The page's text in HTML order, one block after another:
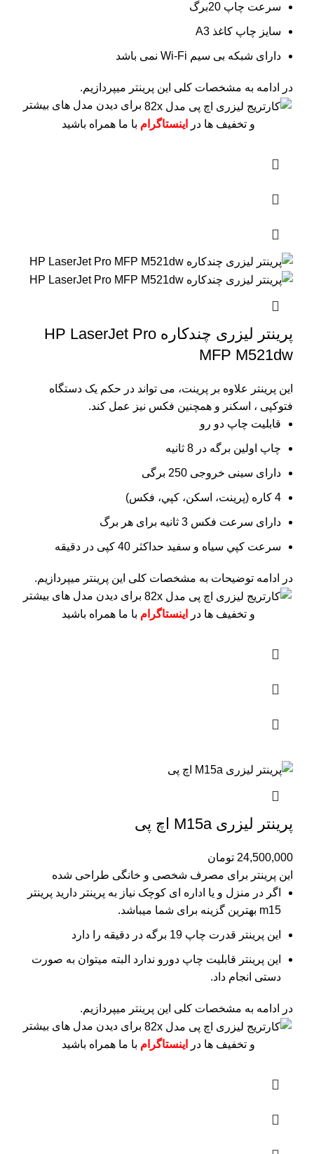
سرعت چاپ 20برگ
سایز چاپ کاغذ A3
دارای شبکه بی سیم Wi-Fi نمی باشد
در ادامه به مشخصات کلی این پرینتر میپردازیم.
برای دیدن مدل های بیشتر
و تخفیف ها در
اینستاگرام با ما همراه باشید
پرینتر لیزری چندکاره HP LaserJet Pro
MFP M521dw
این پرینتر علاوه بر پرینت، می تواند در حکم یک دستگاه
فتوکپی ، اسکنر و همچنین فکس نیز عمل کند.
قابلیت چاپ دو رو
چاپ اولین برگه در 8 ثانیه
دارای سینی خروجی 250 برگی
4 کاره (پرينت، اسکن، کپي، فکس)
دارای سرعت فکس 3 ثانیه برای هر برگ
سرعت کپي سياه و سفيد حداکثر 40 کپی در دقیقه
در ادامه توضیحات به مشخصات کلی این پرینتر میپردازیم.
برای دیدن مدل های بیشتر
و تخفیف ها در
اینستاگرام با ما همراه باشید
پرینتر لیزری M15a اچ پی
24,500,000 تومان
این پرینتر برای مصرف شخصی و خانگی طراحی شده
اگر در منزل و یا اداره ای کوچک نیاز به پرینتر دارید پرینتر
m15 بهترین گزینه برای شما میباشد.
این پرینتر قدرت چاپ 19 برگه در دقیقه را دارد
این پرینتر قابلیت چاپ دورو ندارد البته میتوان به صورت
دستی انجام داد.
در ادامه به مشخصات کلی این پرینتر میپردازیم.
برای دیدن مدل های بیشتر
و تخفیف ها در
اینستاگرام با ما همراه باشید